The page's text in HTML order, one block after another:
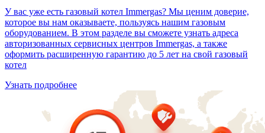
У вас уже есть газовый котел Immergas? Мы ценим доверие,
которое вы нам оказываете, пользуясь нашим газовым
оборудованием. В этом разделе вы сможете узнать адреса
авторизованных сервисных центров Immergas, а также
оформить расширенную гарантию до 5 лет на свой газовый
котел
Узнать подробнее